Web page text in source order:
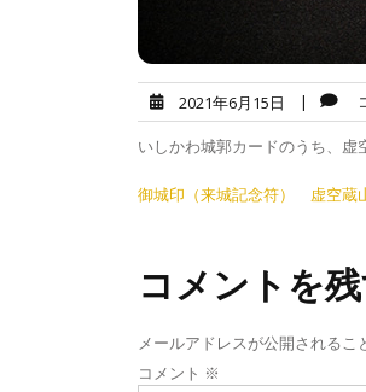
2021年6月15日 |
いしかわ城郭カードのうち、虚
投
ナ
ゲ
御城印（来城記念符） 虚空蔵
コメントを
メールアドレスが公開されるこ
コメント ※